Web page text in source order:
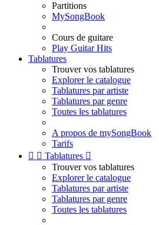
Partitions
MySongBook
Cours de guitare
Play Guitar Hits
Tablatures
Trouver vos tablatures
Explorer le catalogue
Tablatures par artiste
Tablatures par genre
Toutes les tablatures
A propos de mySongBook
Tarifs
  Tablatures 
Trouver vos tablatures
Explorer le catalogue
Tablatures par artiste
Tablatures par genre
Toutes les tablatures